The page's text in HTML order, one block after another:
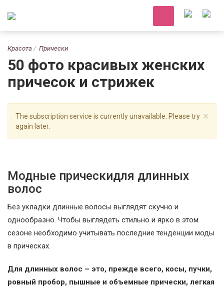
Красота Прически
50 фото красивых женских
причесок и стрижек
×
The subscription service is currently unavailable. Please try
again later.
Модные прическидля длинных
волос
Без укладки длинные волосы выглядят скучно и
однообразно. Чтобы выглядеть стильно и ярко в этом
сезоне необходимо учитывать последние тенденции моды
в прическах.
Для длинных волос – это, прежде всего, косы, пучки,
ровный пробор, пышные и объемные прически, легкая